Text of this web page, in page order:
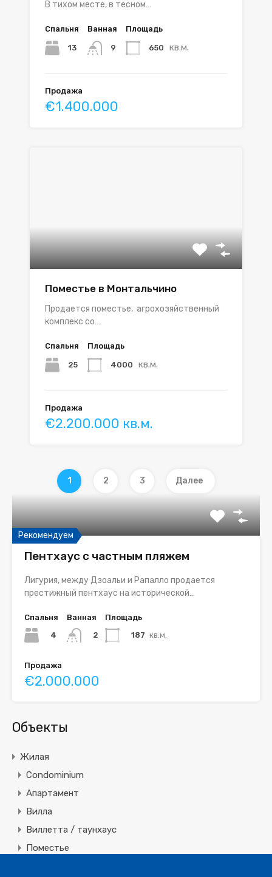
В тихом месте, в тесном…
Спальня
13
Ванная
9
Площадь
650 кв.м.
Продажа
€1.400.000
Поместье в Монтальчино
Продается поместье, агрохозяйственный
комплекс со…
Спальня
25
Площадь
4000 кв.м.
Продажа
€2.200.000 кв.м.
1 2 3 Далее
Рекомендуем
Пентхаус с частным пляжем
Лигурия, между Дзоальи и Рапалло продается
престижный пентхаус на исторической…
Спальня
4
Ванная
2
Площадь
187 кв.м.
Продажа
€2.000.000
Объекты
Жилая
Condominium
Апартамент
Вилла
Виллетта / таунхаус
Поместье